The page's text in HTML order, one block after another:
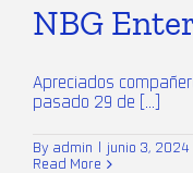
NBG
Apreciados
pasado 29 de [...]
By admin junio 3, 2024
Read More